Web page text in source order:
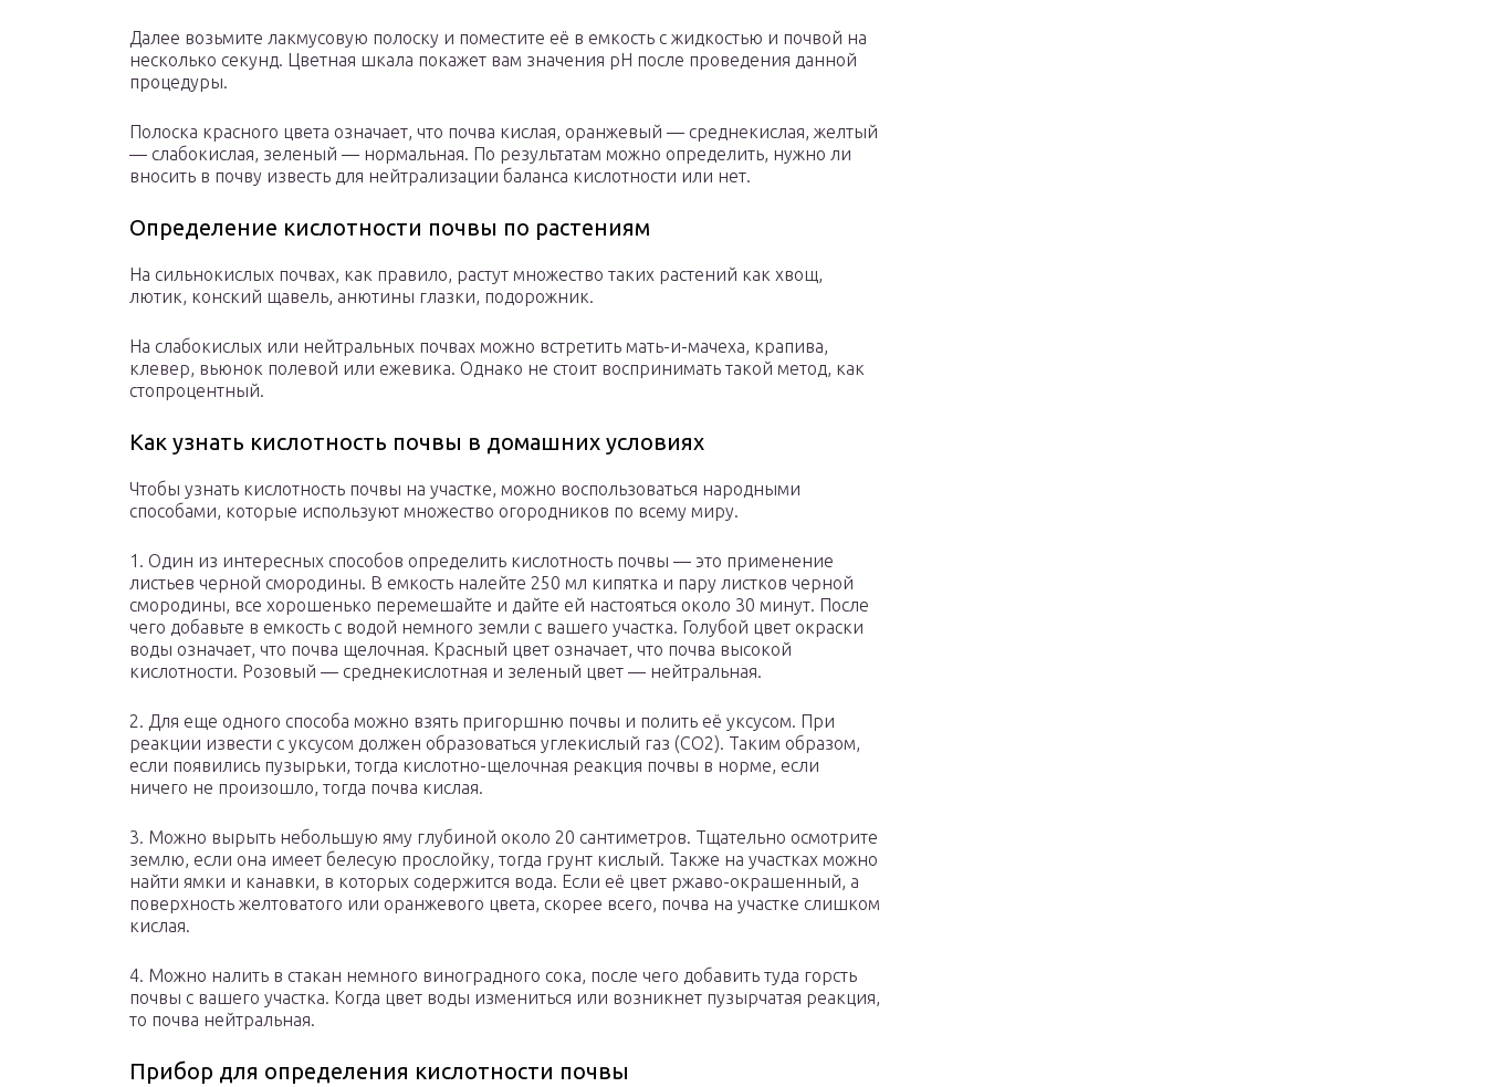
Далее возьмите лакмусовую полоску и поместите её в емкость с жидкостью и почвой на
несколько секунд. Цветная шкала покажет вам значения pH после проведения данной
процедуры.
Полоска красного цвета означает, что почва кислая, оранжевый — среднекислая, желтый
— слабокислая, зеленый — нормальная. По результатам можно определить, нужно ли
вносить в почву известь для нейтрализации баланса кислотности или нет.
Определение кислотности почвы по растениям
На сильнокислых почвах, как правило, растут множество таких растений как хвощ,
лютик, конский щавель, анютины глазки, подорожник.
На слабокислых или нейтральных почвах можно встретить мать-и-мачеха, крапива,
клевер, вьюнок полевой или ежевика. Однако не стоит воспринимать такой метод, как
стопроцентный.
Как узнать кислотность почвы в домашних условиях
Чтобы узнать кислотность почвы на участке, можно воспользоваться народными
способами, которые используют множество огородников по всему миру.
1. Один из интересных способов определить кислотность почвы — это применение
листьев черной смородины. В емкость налейте 250 мл кипятка и пару листков черной
смородины, все хорошенько перемешайте и дайте ей настояться около 30 минут. После
чего добавьте в емкость с водой немного земли с вашего участка. Голубой цвет окраски
воды означает, что почва щелочная. Красный цвет означает, что почва высокой
кислотности. Розовый — среднекислотная и зеленый цвет — нейтральная.
2. Для еще одного способа можно взять пригоршню почвы и полить её уксусом. При
реакции извести с уксусом должен образоваться углекислый газ (СО2). Таким образом,
если появились пузырьки, тогда кислотно-щелочная реакция почвы в норме, если
ничего не произошло, тогда почва кислая.
3. Можно вырыть небольшую яму глубиной около 20 сантиметров. Тщательно осмотрите
землю, если она имеет белесую прослойку, тогда грунт кислый. Также на участках можно
найти ямки и канавки, в которых содержится вода. Если её цвет ржаво-окрашенный, а
поверхность желтоватого или оранжевого цвета, скорее всего, почва на участке слишком
кислая.
4. Можно налить в стакан немного виноградного сока, после чего добавить туда горсть
почвы с вашего участка. Когда цвет воды измениться или возникнет пузырчатая реакция,
то почва нейтральная.
Прибор для определения кислотности почвы